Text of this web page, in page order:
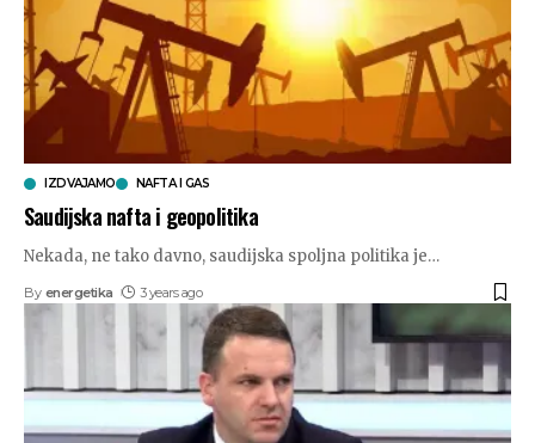
IZDVAJAMO NAFTA I GAS
Saudijska nafta i geopolitika
Nekada, ne tako davno, saudijska spoljna politika je…
By energetika 3 years ago